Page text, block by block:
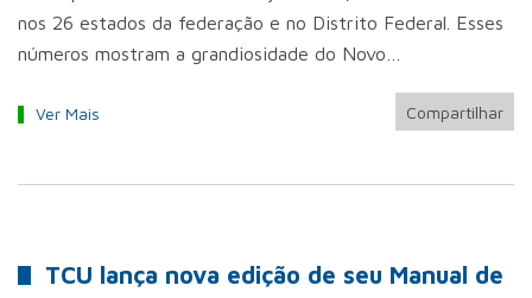
nos 26 estados da federação e no Distrito Federal. Esses
números mostram a grandiosidade do Novo…
Ver Mais Compartilhar
TCU lança nova edição de seu Manual de